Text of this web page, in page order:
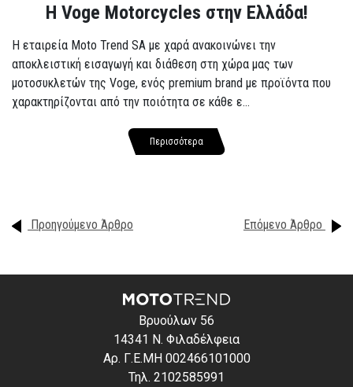
H Voge Motorcycles στην Ελλάδα!
Η εταιρεία Moto Trend SA με χαρά ανακοινώνει την
αποκλειστική εισαγωγή και διάθεση στη χώρα μας των
μοτοσυκλετών της Voge, ενός premium brand με προϊόντα που
χαρακτηρίζονται από την ποιότητα σε κάθε ε...
Περισσότερα
Προηγούμενο Άρθρο Επόμενο Άρθρο
Βρυούλων 56
14341 Ν. Φιλαδέλφεια
Αρ. Γ.Ε.ΜΗ 002466101000
Τηλ. 2102585991